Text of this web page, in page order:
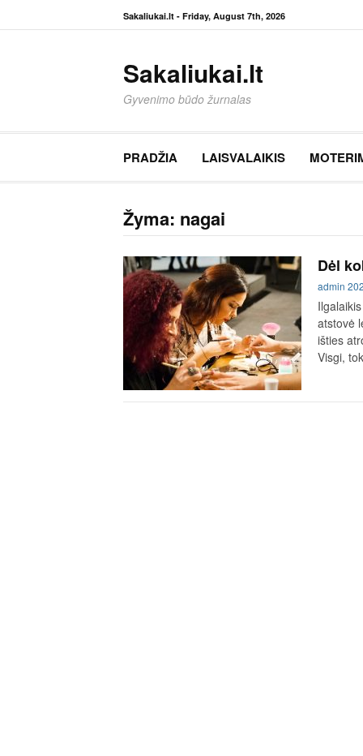
Sakaliukai.lt - Friday, August 7th, 2026
Sakaliukai.lt
Gyvenimo būdo žurnalas
PRADŽIA LAISVALAIKIS
Žyma: nagai
Dėl
admin
atstovė
išties
Visgi,